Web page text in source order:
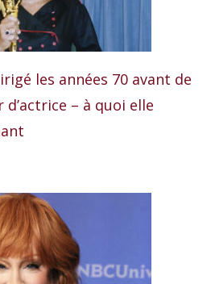
les années 70 avant de
– à quoi elle